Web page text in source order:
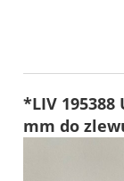
*LIV
mm do